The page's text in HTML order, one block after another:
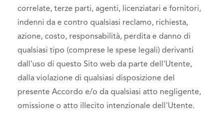
correlate, terze parti, agenti, licenziatari e fornitori,
indenni da e contro qualsiasi reclamo, richiesta,
azione, costo, responsabilità, perdita e danno di
qualsiasi tipo (comprese le spese legali) derivanti
dall'uso di questo Sito web da parte dell'Utente,
dalla violazione di qualsiasi disposizione del
presente Accordo e/o da qualsiasi atto negligente,
omissione o atto illecito intenzionale dell'Utente.